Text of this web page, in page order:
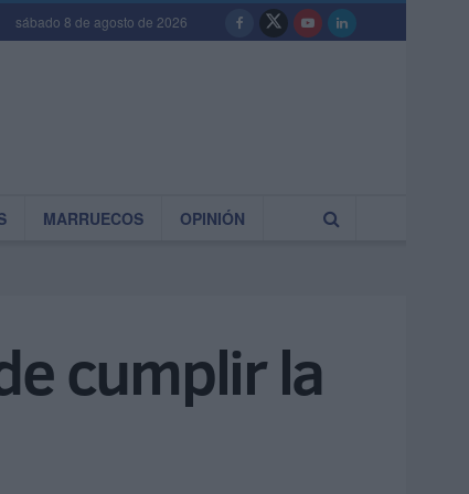
sábado 8 de agosto de 2026
MARRUECOS OPINIÓN
cumplir la